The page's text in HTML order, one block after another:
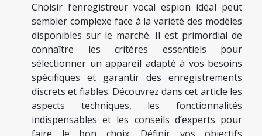
Choisir l’enregistreur vocal espion idéal peut
sembler complexe face à la variété des modèles
disponibles sur le marché. Il est primordial de
connaître les critères essentiels pour
sélectionner un appareil adapté à vos besoins
spécifiques et garantir des enregistrements
discrets et fiables. Découvrez dans cet article les
aspects techniques, les fonctionnalités
indispensables et les conseils d’experts pour